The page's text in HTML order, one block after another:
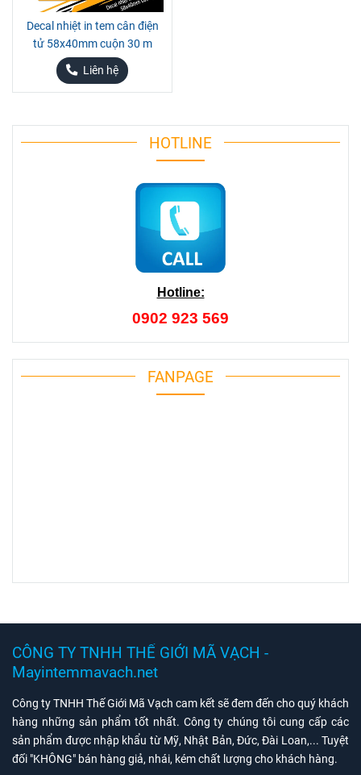
Decal nhiệt in tem cân điện
tử 58x40mm cuộn 30 m
Liên hệ
HOTLINE
Hotline:
0902 923 569
FANPAGE
CÔNG TY TNHH THẾ GIỚI MÃ VẠCH -
Mayintemmavach.net
Công ty TNHH Thế Giới Mã Vạch cam kết sẽ đem đến cho quý khách
hàng những sản phẩm tốt nhất. Công ty chúng tôi cung cấp các
sản phẩm được nhập khẩu từ Mỹ, Nhật Bản, Đức, Đài Loan,... Tuyệt
đối "KHÔNG" bán hàng giả, nhái, kém chất lượng cho khách hàng.